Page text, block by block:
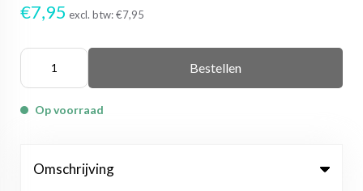
€7,95 excl. btw:€7,95
Bestellen
Op voorraad
Omschrijving